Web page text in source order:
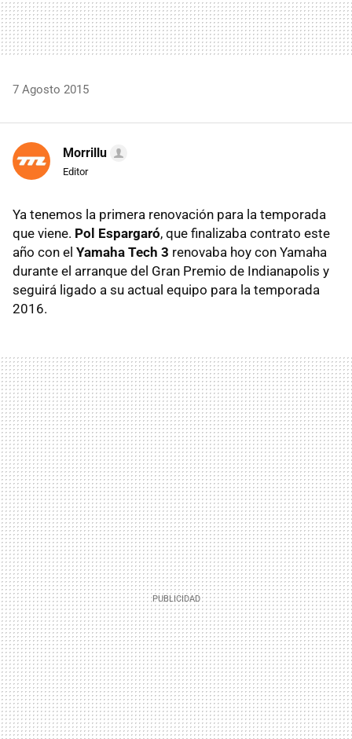
7 Agosto 2015
Morrillu
Editor
Ya tenemos la primera renovación para la temporada
que viene. Pol Espargaró, que finalizaba contrato este
año con el Yamaha Tech 3 renovaba hoy con Yamaha
durante el arranque del Gran Premio de Indianapolis y
seguirá ligado a su actual equipo para la temporada
2016.